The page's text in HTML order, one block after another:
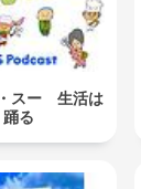
スー 生活は
踊る